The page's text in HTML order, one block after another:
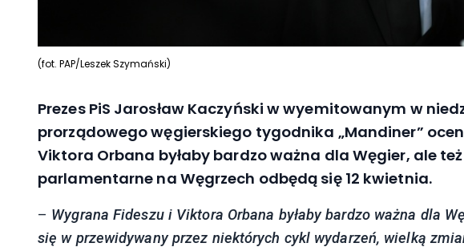
(fot. PAP/Leszek Szymański)
Prezes PiS Jarosław Kaczyński w wyemitowanym w
prorządowego węgierskiego tygodnika „Mandiner”
Viktora Orbana byłaby bardzo ważna dla Węgier, ale
parlamentarne na Węgrzech odbędą się 12 kwietnia.
– Wygrana Fideszu i Viktora Orbana byłaby bardzo ważna dla
się w przewidywany przez niektórych cykl wydarzeń, wielką